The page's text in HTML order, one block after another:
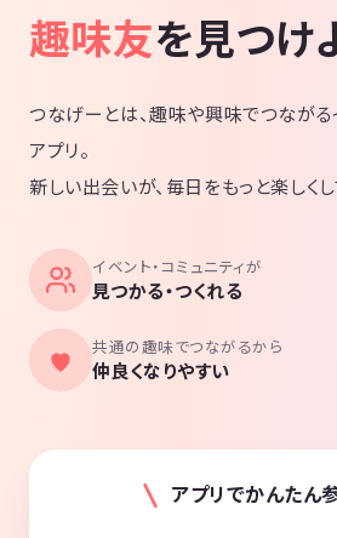
趣味友を見つけ
つなげーとは、趣味や興味でつながる
アプリ。
新しい出会いが、毎日をもっと楽しくし
イベント・コミュニティが
見つかる・つくれる
共通の趣味でつながるから
仲良くなりやすい
アプリでかんたん